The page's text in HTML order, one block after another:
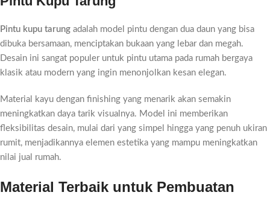
Pintu kupu tarung adalah model pintu dengan dua daun yang bisa
dibuka bersamaan, menciptakan bukaan yang lebar dan megah.
Desain ini sangat populer untuk pintu utama pada rumah bergaya
klasik atau modern yang ingin menonjolkan kesan elegan.
Material kayu dengan finishing yang menarik akan semakin
meningkatkan daya tarik visualnya. Model ini memberikan
fleksibilitas desain, mulai dari yang simpel hingga yang penuh ukiran
rumit, menjadikannya elemen estetika yang mampu meningkatkan
nilai jual rumah.
Material Terbaik untuk Pembuatan